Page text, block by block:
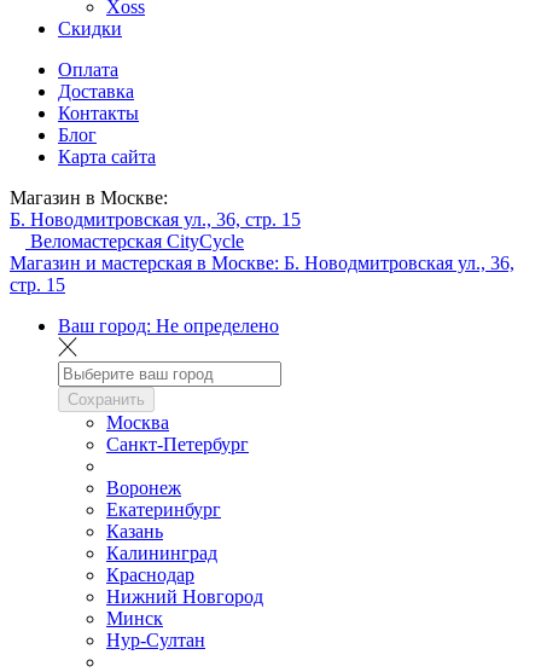
Xoss
Скидки
Оплата
Доставка
Контакты
Блог
Карта сайта
Магазин в Москве:
Б. Новодмитровская ул., 36, стр. 15
Веломастерская CityCycle
Магазин и мастерская в Москве: Б. Новодмитровская ул., 36,
стр. 15
Ваш город: Не определено
Сохранить
Москва
Санкт-Петербург
Воронеж
Екатеринбург
Казань
Калининград
Краснодар
Нижний Новгород
Минск
Нур-Султан